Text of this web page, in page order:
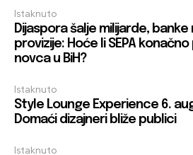
Istaknuto
Dijaspora šalje milijarde,
provizije: Hoće li SEPA
novca u BiH?
Istaknuto
Style Lounge Experience 6.
Domaći dizajneri bliže publici
Istaknuto